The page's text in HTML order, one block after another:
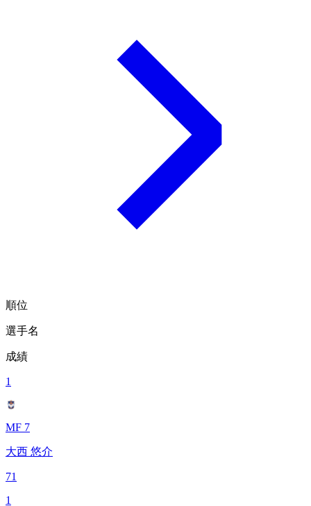
順位
選手名
成績
1
MF 7
大西 悠介
71
1